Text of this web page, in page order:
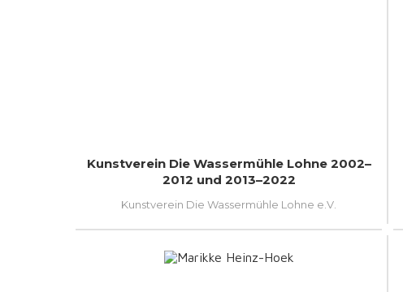
Kunstverein Die Wassermühle Lohne 2002–
2012 und 2013–2022
Kunstverein Die Wassermühle Lohne e.V.